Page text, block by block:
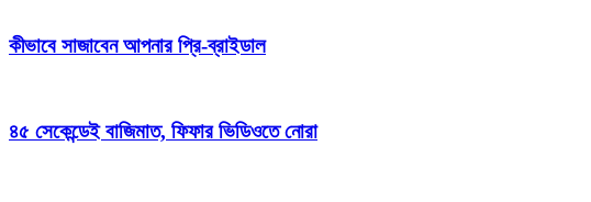
কীভাবে সাজাবেন আপনার প্রি-ব্রাইডাল
৪৫ সেকেন্ডেই বাজিমাত, ফিফার ভিডিওতে নোরা